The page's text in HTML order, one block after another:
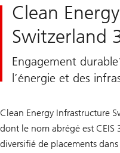
Clean
Switzerland
Engagement
l’énergie et des
Clean Energy Infrastructure
dont le nom abrégé est CEIS
diversifié de placements